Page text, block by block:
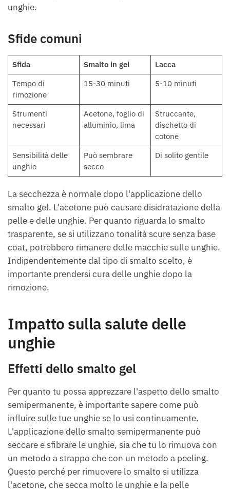
unghie.
Sfide comuni
Sfida Smalto in gel
Lacca
Tempo di
rimozione
15-30 minuti 5-10 minuti
Strumenti
necessari
Acetone, foglio di
alluminio, lima
Struccante,
dischetto di
cotone
Sensibilità delle
unghie
Può sembrare
secco
Di solito gentile
La secchezza è normale dopo l'applicazione dello
smalto gel. L'acetone può causare disidratazione della
pelle e delle unghie. Per quanto riguarda lo smalto
trasparente, se si utilizzano tonalità scure senza base
coat, potrebbero rimanere delle macchie sulle unghie.
Indipendentemente dal tipo di smalto scelto, è
importante prendersi cura delle unghie dopo la
rimozione.
Impatto sulla salute delle
unghie
Effetti dello smalto gel
Per quanto tu possa apprezzare l'aspetto dello smalto
semipermanente, è importante sapere come può
influire sulle tue unghie se lo usi continuamente.
L'applicazione dello smalto semipermanente può
seccare e sfibrare le unghie, sia che tu lo rimuova con
un metodo a strappo che con un metodo a peeling.
Questo perché per rimuovere lo smalto si utilizza
l'acetone, che secca molto le unghie e la pelle